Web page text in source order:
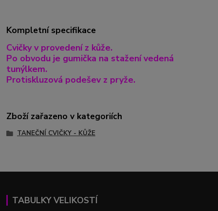
Kompletní specifikace
Cvičky v provedení z kůže.
Po obvodu je gumička na stažení vedená
tunýlkem.
Protiskluzová podešev z pryže.
Zboží zařazeno v kategoriích
TANEČNÍ CVIČKY - KŮŽE
TABULKY VELIKOSTÍ